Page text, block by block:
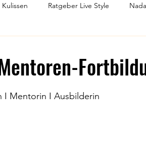
Ratgeber Live Style
I Mentorin I Ausbilderin